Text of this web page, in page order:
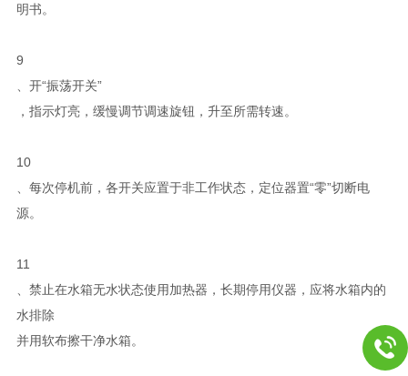
明书。
9
、开“振荡开关”
，指示灯亮，缓慢调节调速旋钮，升至所需转速。
10
、每次停机前，各开关应置于非工作状态，定位器置“零”切断电
源。
11
、禁止在水箱无水状态使用加热器，长期停用仪器，应将水箱内的
水排除
并用软布擦干净水箱。